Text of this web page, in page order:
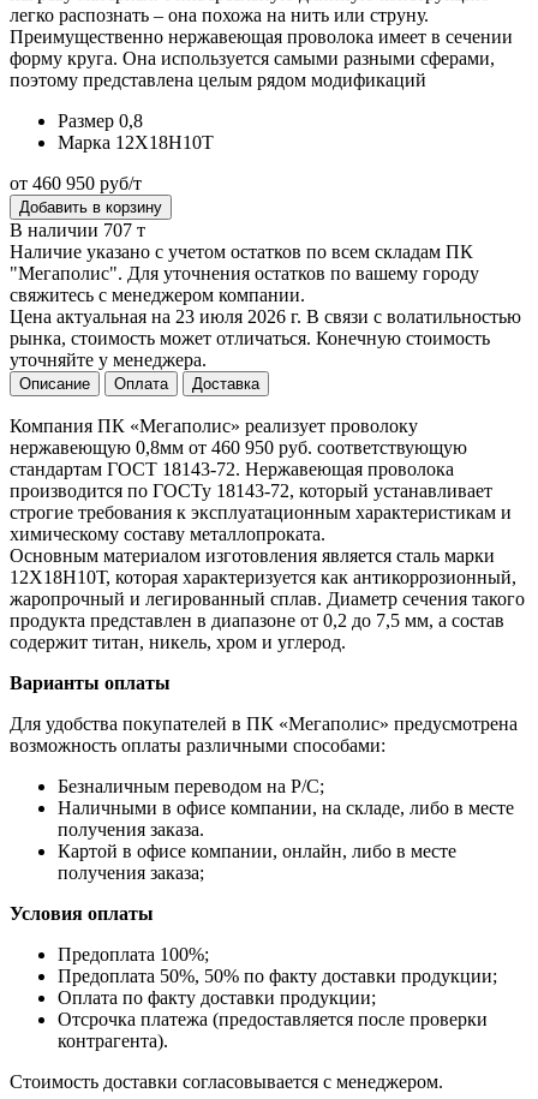
легко распознать – она похожа на нить или струну.
Преимущественно нержавеющая проволока имеет в сечении
форму круга. Она используется самыми разными сферами,
поэтому представлена целым рядом модификаций
Размер 0,8
Марка 12Х18Н10Т
от 460 950 руб/т
Добавить в корзину
В наличии 707 т
Наличие указано с учетом остатков по всем складам ПК
"Мегаполис". Для уточнения остатков по вашему городу
свяжитесь с менеджером компании.
Цена актуальная на 23 июля 2026 г. В связи с волатильностью
рынка, стоимость может отличаться. Конечную стоимость
уточняйте у менеджера.
Описание Оплата Доставка
Компания ПК «Мегаполис» реализует проволоку
нержавеющую 0,8мм от 460 950 руб. соответствующую
стандартам ГОСТ 18143-72. Нержавеющая проволока
производится по ГОСТу 18143-72, который устанавливает
строгие требования к эксплуатационным характеристикам и
химическому составу металлопроката.
Основным материалом изготовления является сталь марки
12Х18Н10Т, которая характеризуется как антикоррозионный,
жаропрочный и легированный сплав. Диаметр сечения такого
продукта представлен в диапазоне от 0,2 до 7,5 мм, а состав
содержит титан, никель, хром и углерод.
Варианты оплаты
Для удобства покупателей в ПК «Мегаполис» предусмотрена
возможность оплаты различными способами:
Безналичным переводом на Р/С;
Наличными в офисе компании, на складе, либо в месте
получения заказа.
Картой в офисе компании, онлайн, либо в месте
получения заказа;
Условия оплаты
Предоплата 100%;
Предоплата 50%, 50% по факту доставки продукции;
Оплата по факту доставки продукции;
Отсрочка платежа (предоставляется после проверки
контрагента).
Стоимость доставки согласовывается с менеджером.